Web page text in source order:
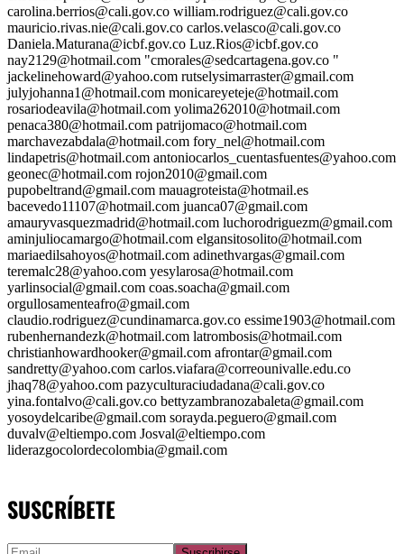
carolina.berrios@cali.gov.co william.rodriguez@cali.gov.co
mauricio.rivas.nie@cali.gov.co carlos.velasco@cali.gov.co
Daniela.Maturana@icbf.gov.co Luz.Rios@icbf.gov.co
nay2129@hotmail.com "cmorales@sedcartagena.gov.co "
jackelinehoward@yahoo.com rutselysimarraster@gmail.com
julyjohanna1@hotmail.com monicareyeteje@hotmail.com
rosariodeavila@hotmail.com yolima262010@hotmail.com
penaca380@hotmail.com patrijomaco@hotmail.com
marchavezabdala@hotmail.com fory_nel@hotmail.com
lindapetris@hotmail.com antoniocarlos_cuentasfuentes@yahoo.com
geonec@hotmail.com rojon2010@gmail.com
pupobeltrand@gmail.com mauagroteista@hotmail.es
bacevedo11107@hotmail.com juanca07@gmail.com
amauryvasquezmadrid@hotmail.com luchorodriguezm@gmail.com
aminjuliocamargo@hotmail.com elgansitosolito@hotmail.com
mariaedilsahoyos@hotmail.com adinethvargas@gmail.com
teremalc28@yahoo.com yesylarosa@hotmail.com
yarlinsocial@gmail.com coas.soacha@gmail.com
orgullosamenteafro@gmail.com
claudio.rodriguez@cundinamarca.gov.co essime1903@hotmail.com
rubenhernandezk@hotmail.com latrombosis@hotmail.com
christianhowardhooker@gmail.com afrontar@gmail.com
sandretty@yahoo.com carlos.viafara@correounivalle.edu.co
jhaq78@yahoo.com pazyculturaciudadana@cali.gov.co
yina.fontalvo@cali.gov.co bettyzambranozabaleta@gmail.com
yosoydelcaribe@gmail.com sorayda.peguero@gmail.com
duvalv@eltiempo.com Josval@eltiempo.com
liderazgocolordecolombia@gmail.com
SUSCRÍBETE